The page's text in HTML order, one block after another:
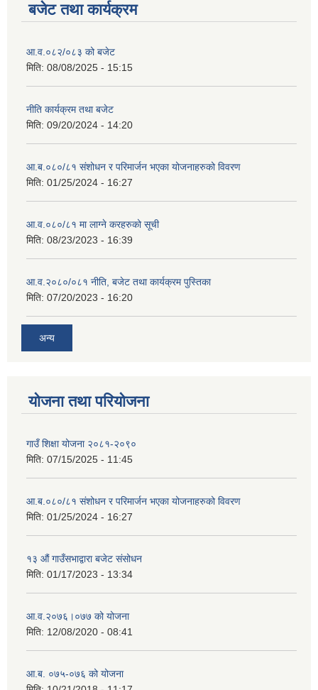
बजेट तथा कार्यक्रम
आ.व.०८२/०८३ को बजेट
मिति: 08/08/2025 - 15:15
नीति कार्यक्रम तथा बजेट
मिति: 09/20/2024 - 14:20
आ.ब.०८०/८१ संशोधन र परिमार्जन भएका योजनाहरुको विवरण
मिति: 01/25/2024 - 16:27
आ.व.०८०/८१ मा लाग्ने करहरुको सूची
मिति: 08/23/2023 - 16:39
आ.व.२०८०/०८१ नीति, बजेट तथा कार्यक्रम पुस्तिका
मिति: 07/20/2023 - 16:20
अन्य
योजना तथा परियोजना
गाउँ शिक्षा योजना २०८१-२०९०
मिति: 07/15/2025 - 11:45
आ.ब.०८०/८१ संशोधन र परिमार्जन भएका योजनाहरुको विवरण
मिति: 01/25/2024 - 16:27
१३ औं गाउँसभाद्वारा बजेट संसोधन
मिति: 01/17/2023 - 13:34
आ‍.व.२०७६।०७७ को योजना
मिति: 12/08/2020 - 08:41
आ.ब. ०७५-०७६ को योजना